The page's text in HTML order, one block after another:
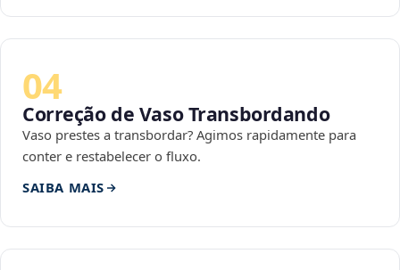
04
Correção de Vaso Transbordando
Vaso prestes a transbordar? Agimos rapidamente para
conter e restabelecer o fluxo.
SAIBA MAIS